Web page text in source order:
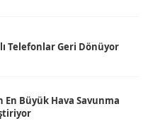
Telefonlar Geri Dönüyor
En Büyük Hava Savunma